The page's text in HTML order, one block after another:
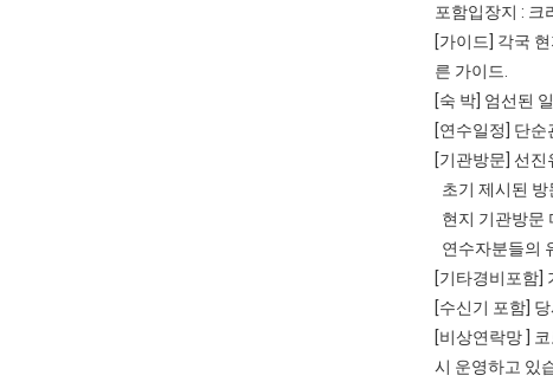
포함입장지 :
[가이드] 각국
른 가이드.
[숙 박] 엄선된
[연수일정] 단
[기관방문] 선
초기 제시된
현지 기관방문
연수자분들의
[기타경비포함]
[수신기 포함]
[비상연락망 ]
시 운영하고 있